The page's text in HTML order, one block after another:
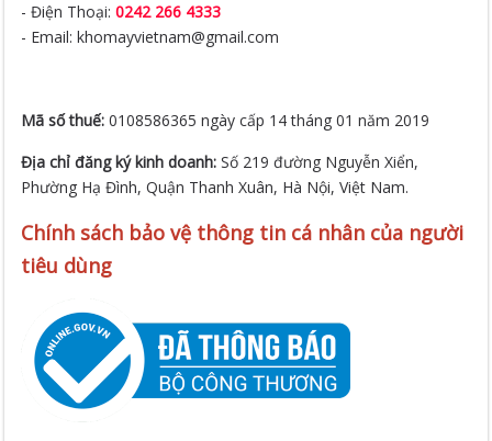
- Điện Thoại:0242 266 4333
- Email: khomayvietnam@gmail.com
Mã số thuế:0108586365 ngày cấp 14 tháng 01 năm 2019
Địa chỉ đăng ký kinh doanh:Số 219 đường Nguyễn Xiển,
Phường Hạ Đình, Quận Thanh Xuân, Hà Nội, Việt Nam.
Chính sách bảo vệ thông tin cá nhân của người
tiêu dùng